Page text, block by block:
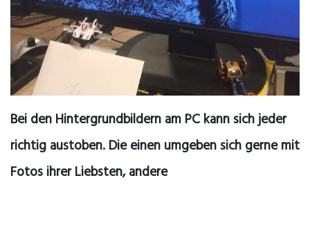
Bei den Hintergrundbildern am PC kann sich jeder
richtig austoben. Die einen umgeben sich gerne mit
Fotos ihrer Liebsten, andere